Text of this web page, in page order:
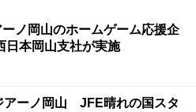
ノ岡山のホームゲーム応援企
本岡山支社が実施
アーノ岡山 JFE晴れの国スタ